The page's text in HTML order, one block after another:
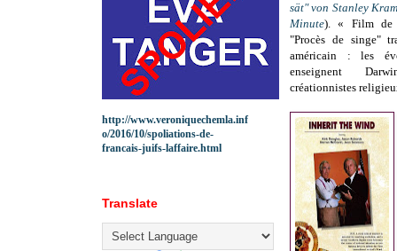
sät" von Stanley
Minute). « Film de
"Procès de singe"
américain : les
enseignent
créationnistes
http://www.veroniquechemla.inf
o/2016/10/spoliations-de-
francais-juifs-laffaire.html
Translate